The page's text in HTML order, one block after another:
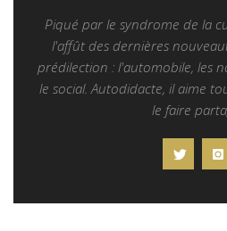
Piqué par le syndrome de la
l'affût des dernières
prédilection : l'automobile, les
le social. Autodidacte, il aime
le faire